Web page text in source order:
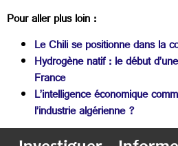
Pour aller plus loin :
Le Chili se positionne dans la
Hydrogène natif : le début
France
L’intelligence économique
l’industrie algérienne ?